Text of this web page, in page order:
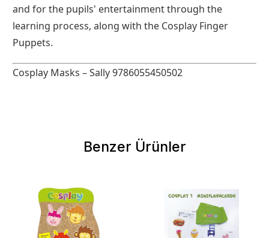
and for the pupils' entertainment through the
learning process, along with the Cosplay Finger
Puppets.
Cosplay Masks – Sally 9786055450502
Benzer Ürünler